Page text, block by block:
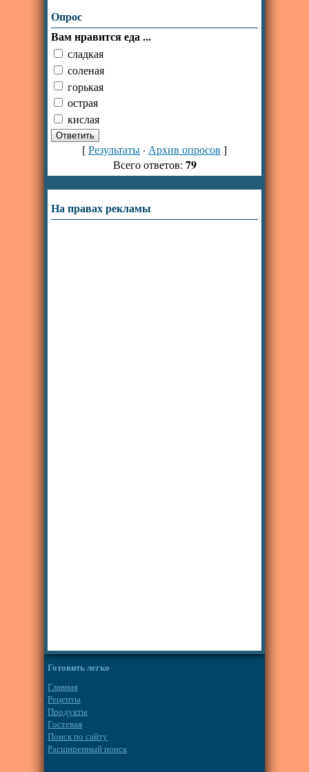
Опрос
Вам нравится еда ...
сладкая
соленая
горькая
острая
кислая
[Результаты · Архив опросов ]
Всего ответов: 79
На правах рекламы
Готовить легко
Главная
Рецепты
Продукты
Гостевая
Поиск по сайту
Расширенный поиск